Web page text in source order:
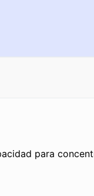
para